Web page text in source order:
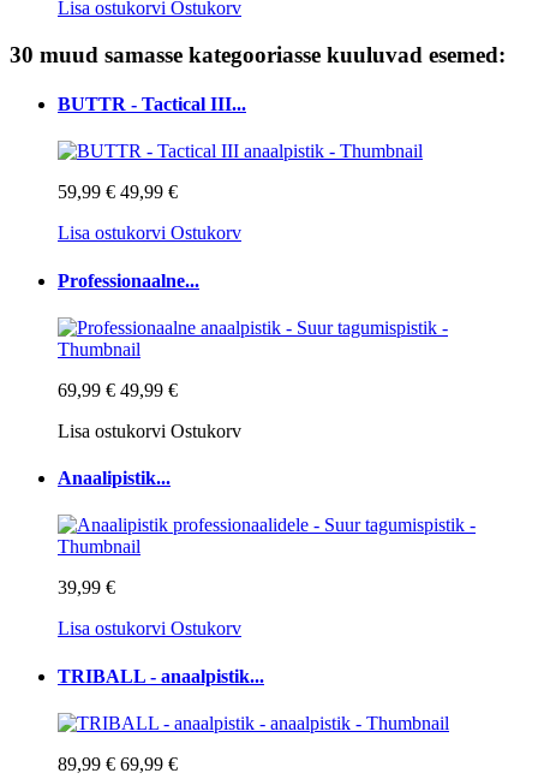
Lisa ostukorvi Ostukorv
30 muud samasse kategooriasse kuuluvad esemed:
BUTTR - Tactical III...
59,99 € 49,99 €
Lisa ostukorvi Ostukorv
Professionaalne...
69,99 € 49,99 €
Lisa ostukorvi Ostukorv
Anaalipistik...
39,99 €
Lisa ostukorvi Ostukorv
TRIBALL - anaalpistik...
89,99 € 69,99 €